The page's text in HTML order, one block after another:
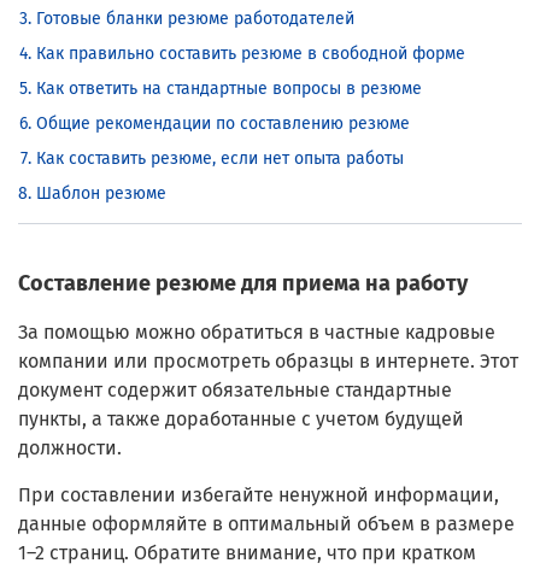
Готовые бланки резюме работодателей
Как правильно составить резюме в свободной форме
Как ответить на стандартные вопросы в резюме
Общие рекомендации по составлению резюме
Как составить резюме, если нет опыта работы
Шаблон резюме
Составление резюме для приема на работу
За помощью можно обратиться в частные кадровые
компании или просмотреть образцы в интернете. Этот
документ содержит обязательные стандартные
пункты, а также доработанные с учетом будущей
должности.
При составлении избегайте ненужной информации,
данные оформляйте в оптимальный объем в размере
1–2 страниц. Обратите внимание, что при кратком